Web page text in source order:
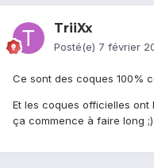
TriiXx
Posté(e) 7 février
Ce sont des coques 100%
Et les coques officielles
ça commence à faire long ;)